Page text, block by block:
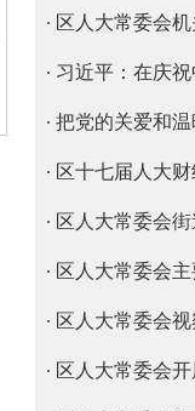
区人大常委会
习近平：在庆
把党的关爱和
区十七届人大
区人大常委会
区人大常委会
区人大常委会
区人大常委会